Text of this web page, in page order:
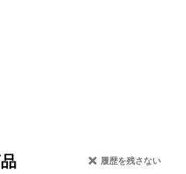
履歴を残さない